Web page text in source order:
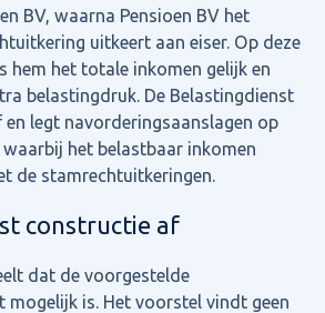
BV, waarna Pensioen BV het
uitkeert aan eiser. Op deze
hem het totale inkomen gelijk en
belastingdruk. De Belastingdienst
legt navorderingsaanslagen op
het belastbaar inkomen
de stamrechtuitkeringen.
constructie af
dat de voorgestelde
mogelijk is. Het voorstel vindt geen